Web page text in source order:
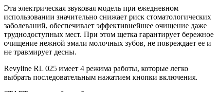
Эта электрическая звуковая модель при ежедневном
использовании значительно снижает риск стоматологических
заболеваний, обеспечивает эффективнейшее очищение даже
труднодоступных мест. При этом щетка гарантирует бережное
очищение нежной эмали молочных зубов, не повреждает ее и
не травмирует десны.
Revyline RL 025 имеет 4 режима работы, которые легко
выбрать последовательным нажатием кнопки включения.